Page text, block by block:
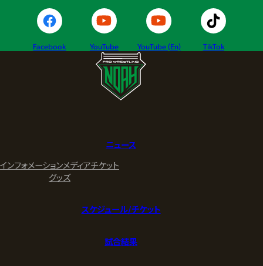
Facebook YouTube YouTube (En) TikTok
ニュース
インフォメーションメディアチケット
グッズ
スケジュール/チケット
試合結果